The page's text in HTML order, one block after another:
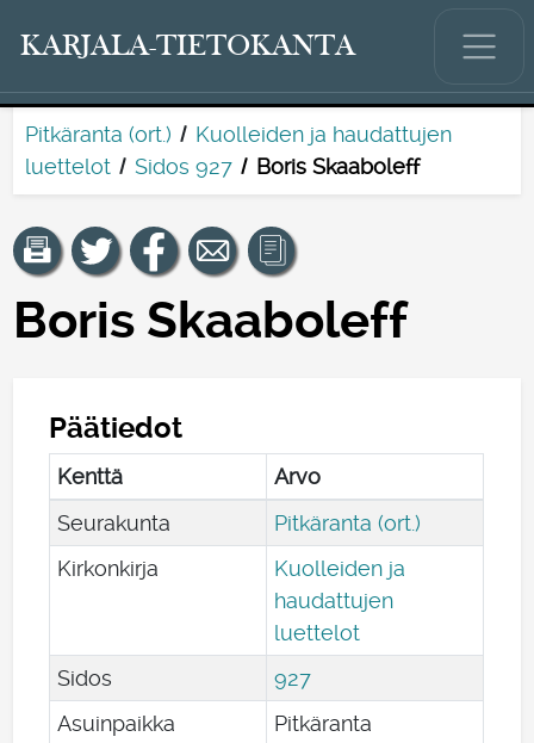
KARJALA-TIETOKANTA
Pitkäranta (ort.)
Kuolleiden ja haudattujen
luettelot
Sidos 927 Boris Skaaboleff
Boris Skaaboleff
Päätiedot
Kenttä
Arvo
Seurakunta
Pitkäranta (ort.)
Kirkonkirja
Kuolleiden ja
haudattujen
luettelot
Sidos
927
Asuinpaikka
Pitkäranta